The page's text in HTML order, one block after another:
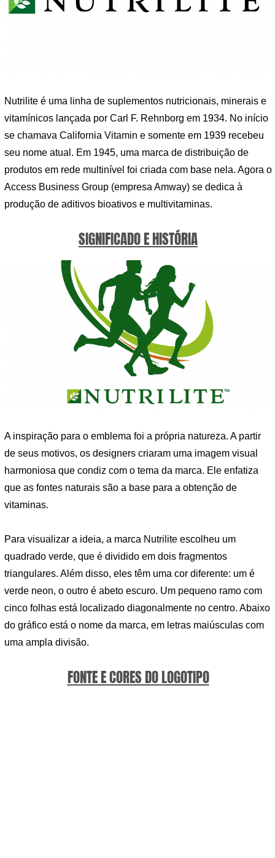
Nutrilite é uma linha de suplementos nutricionais, minerais e
vitamínicos lançada por Carl F. Rehnborg em 1934. No início
se chamava California Vitamin e somente em 1939 recebeu
seu nome atual. Em 1945, uma marca de distribuição de
produtos em rede multinível foi criada com base nela. Agora o
Access Business Group (empresa Amway) se dedica à
produção de aditivos bioativos e multivitaminas.
SIGNIFICADO E HISTÓRIA
A inspiração para o emblema foi a própria natureza. A partir
de seus motivos, os designers criaram uma imagem visual
harmoniosa que condiz com o tema da marca. Ele enfatiza
que as fontes naturais são a base para a obtenção de
vitaminas.
Para visualizar a ideia, a marca Nutrilite escolheu um
quadrado verde, que é dividido em dois fragmentos
triangulares. Além disso, eles têm uma cor diferente: um é
verde neon, o outro é abeto escuro. Um pequeno ramo com
cinco folhas está localizado diagonalmente no centro. Abaixo
do gráfico está o nome da marca, em letras maiúsculas com
uma ampla divisão.
FONTE E CORES DO LOGOTIPO